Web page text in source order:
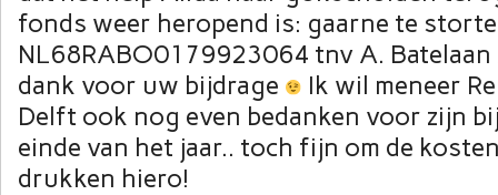
fonds weer heropend is: gaarne te
NL68RABO0179923064 tnv A.
dank voor uw bijdrage
Ik wil meneer
Delft ook nog even bedanken voor zijn
einde van het jaar.. toch fijn om de
drukken hiero!